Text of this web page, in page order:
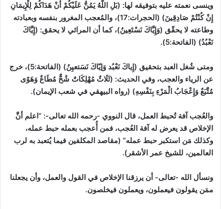
وينسى نعمته عليه بتوفيقه لها: (بَلِ اللَّهُ يَمُنُّ عَلَيْكُمْ أَنْ هَدَاكُمْ لِلْإِيمَانِ
إِنْ كُنْتُمْ صَادِقِينَ) (الحجرات:17)، والمُعجب المغرور بنفسه وبعبادته
وطاعته لا يحقّق (وَإِيَّاكَ نَسْتَعِينُ)، كما أن المرائي لا يحقق: (إِيَّاكَ
نَعْبُدُ) (الفاتحة:5).
ومتى شُغل العبد بتحقيق (إِياكَ نَعْبُد وَإيّاكَ نَسَتعيِنُ) (الفاتحة:5)، خرج
عن الرياء والعجب، وفي الحديث: (ثَلَاثٌ مُهْلِكَاتٌ شُحٌّ مُطَاعٌ وَهَوًى
مُتَّبَعٌ وَإِعْجَابُ الْمَرْءِ بِنَفْسِهِ) (رواه البيهقي في شعب الإيمان).
والعُجب آفة تُحبط العمل، قال النووي -رحمه الله تعالى-: “اعلم أنَّ
الإخلاص قد يعرض له آفة العُجب، فمن أُعجب بعمله حبط عمله،
وكذلك مَن استكبر حبط عمله” (مقاصد المكلفين فيما يُتعبد به لرب
العالمين، للشيخ عمر الأشقر).
ونسأل الله -تعالى- أن يرزقنا الإخلاص في القول والعمل، وأن يجعلنا
ممَن يقولون فيعملون، ويعملون فيخلصون.